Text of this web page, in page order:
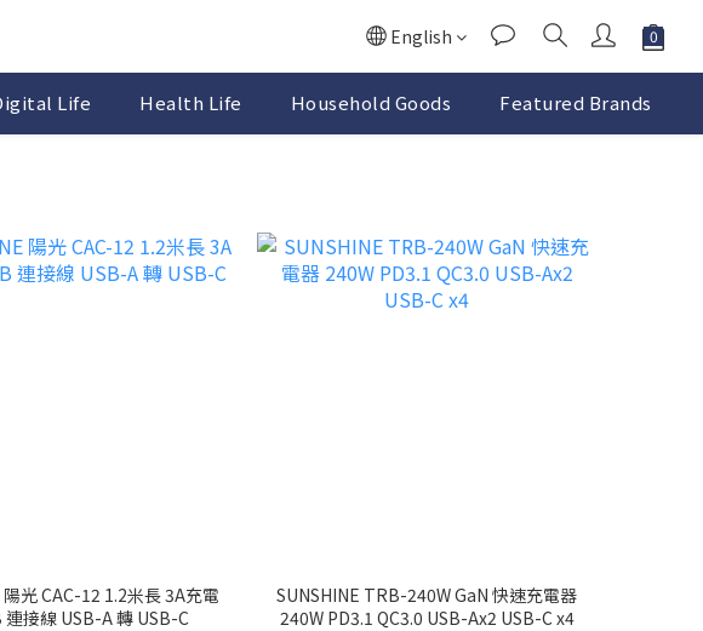
English
Life Health Life Household Goods Featured Brands
光 CAC-12 1.2米長 3A充電
連接線 USB-A 轉 USB-C
SUNSHINE TRB-240W GaN 快速充電器
240W PD3.1 QC3.0 USB-Ax2 USB-C x4